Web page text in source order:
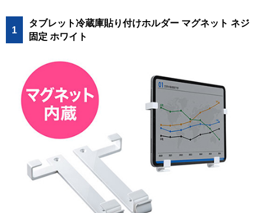
1
タブレット冷蔵庫貼り付けホルダー マグネット ネジ
固定 ホワイト